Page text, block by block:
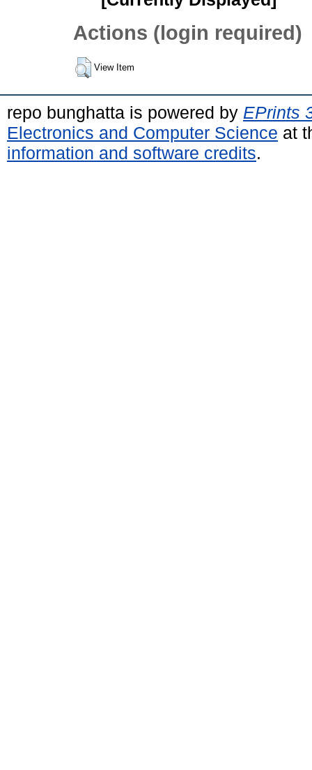
Actions (login required)
View Item
repo bunghatta is powered by EPrints
Electronics and Computer Science at
information and software credits.